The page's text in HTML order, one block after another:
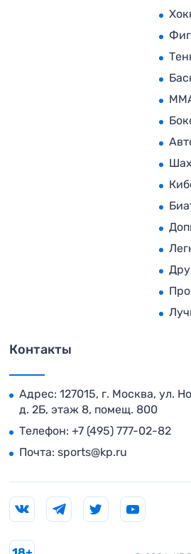
Контакты
Адрес: 127015, г. Москва, ул.
д. 2Б, этаж 8, помещ. 800
Телефон: +7 (495) 777-02-82
Почта: sports@kp.ru